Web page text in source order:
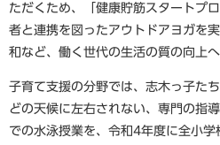
ただくため、「健康貯筋スタートプ
者と連携を図ったアウトドアヨガを
和など、働く世代の生活の質の向上
子育て支援の分野では、志木っ子た
どの天候に左右されない、専門の指
での水泳授業を、令和4年度に全小